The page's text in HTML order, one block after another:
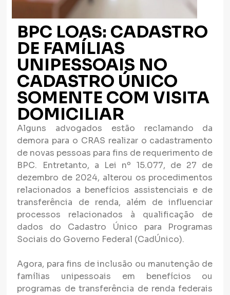
BPC LOAS: CADASTRO
DE FAMÍLIAS
UNIPESSOAIS NO
CADASTRO ÚNICO
SOMENTE COM VISITA
DOMICILIAR
Alguns advogados estão reclamando da
demora para o CRAS realizar o cadastramento
de novas pessoas para fins de requerimento de
BPC. Entretanto, a Lei nº 15.077, de 27 de
dezembro de 2024, alterou os procedimentos
relacionados a benefícios assistenciais e de
transferência de renda, além de influenciar
processos relacionados à qualificação de
dados do Cadastro Único para Programas
Sociais do Governo Federal (CadÚnico).
Agora, para fins de inclusão ou manutenção de
famílias unipessoais em benefícios ou
programas de transferência de renda federais